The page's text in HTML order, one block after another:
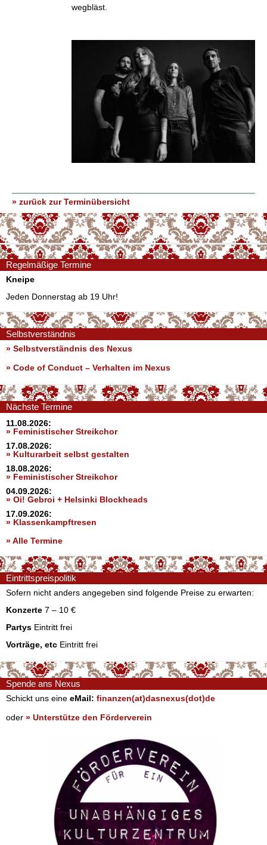
wegbläst.
» zurück zur Terminübersicht
Regelmäßige Termine
Kneipe
Jeden Donnerstag ab 19 Uhr!
Selbstverständnis
» Selbstverständnis des Nexus
» Code of Conduct – Verhalten im Nexus
Nächste Termine
11.08.2026:
» Feministischer Streikchor
17.08.2026:
» Kulturarbeit selbst gestalten
18.08.2026:
» Feministischer Streikchor
04.09.2026:
» Oi! Gebroi + Helsinki Blockheads
17.09.2026:
» Klassenkampftresen
» Alle Termine
Eintrittspreispolitik
Sofern nicht anders angegeben sind folgende Preise zu erwarten:
Konzerte 7 – 10 €
Partys Eintritt frei
Vorträge, etc Eintritt frei
Spende ans Nexus
Schickt uns eine eMail: finanzen(at)dasnexus(dot)de
oder » Unterstütze den Förderverein